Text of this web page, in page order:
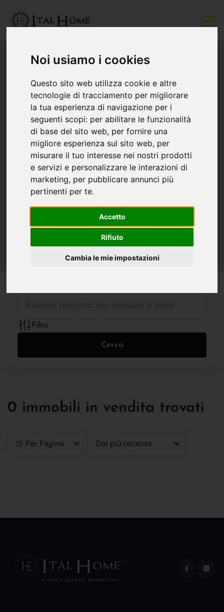
Noi usiamo i cookies
Questo sito web utilizza cookie e altre
tecnologie di tracciamento per migliorare
la tua esperienza di navigazione per i
seguenti scopi: per abilitare le funzionalità
di base del sito web, per fornire una
migliore esperienza sul sito web, per
misurare il tuo interesse nei nostri prodotti
e servizi e personalizzare le interazioni di
marketing, per pubblicare annunci più
pertinenti per te.
Accetto
Rifiuto
Cambia le mie impostazioni
Filtri
Cerca
0 immobili in vendita trovati
15 Per Pagina Dal più recente